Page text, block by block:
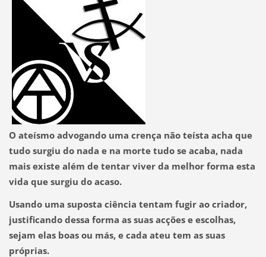
O ateísmo advogando uma crença não teísta acha que
tudo surgiu do nada e na morte tudo se acaba, nada
mais existe além de tentar viver da melhor forma esta
vida que surgiu do acaso.
Usando uma suposta ciência tentam fugir ao criador,
justificando dessa forma as suas acções e escolhas,
sejam elas boas ou más, e cada ateu tem as suas
próprias.